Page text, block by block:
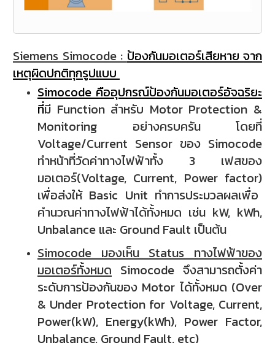
Siemens Simocode : ป้องกันมอเตอร์เสียหาย จาก
เหตุผิดปกติทุกรูปแบบ
Simocode คืออุปกรณ์ป้องกันมอเตอร์อัจฉริยะ
ที่มี Function สำหรับ Motor Protection &
Monitoring อย่างครบครัน โดยที่
Voltage/Current Sensor ของ Simocode
ทำหน้าที่วัดค่าทางไฟฟ้าทั้ง 3 เฟสของ
มอเตอร์(Voltage, Current, Power factor)
เพื่อส่งให้ Basic Unit ทำการประมวลผลเพื่อ
คำนวณค่าทางไฟฟ้าได้ทั้งหมด เช่น kW, kWh,
Unbalance และ Ground Fault เป็นต้น
Simocode มองเห็น Status ทางไฟฟ้าของ
มอเตอร์ทั้งหมด Simocode จึงสามารถตั้งค่า
ระดับการป้องกันของ Motor ได้ทั้งหมด (Over
& Under Protection for Voltage, Current,
Power(kW), Energy(kWh), Power Factor,
Unbalance, Ground Fault, etc)